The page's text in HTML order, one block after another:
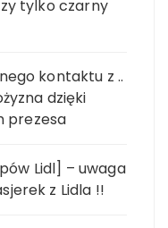
tylko czarny
kontaktu z ..
dzięki
prezesa
Lidl] – uwaga
z Lidla !!